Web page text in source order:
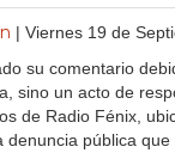
| Viernes 19 de
su comentario
sino un acto de
de Radio Fénix,
pública que